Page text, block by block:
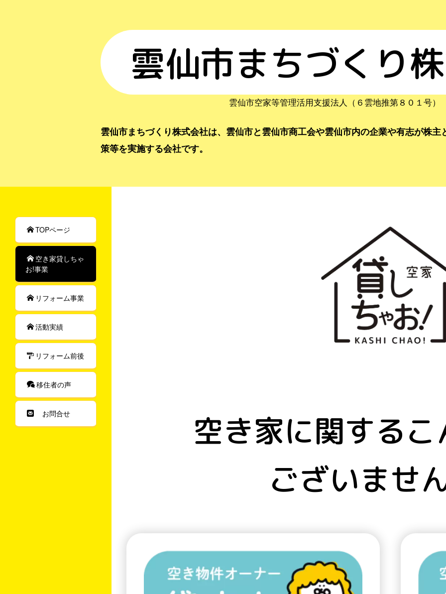
雲仙市まちづくり
雲仙市空家等管理活用支援法人（６雲地推第８０１号）
雲仙市まちづくり株式会社は、雲仙市と雲仙市商工会や雲仙市内の企業や有志が株
策等を実施する会社です。
空き家に関する
ございませ
TOPページ
空き家貸しちゃ
お!事業
リフォーム事業
活動実績
リフォーム前後
移住者の声
お問合せ